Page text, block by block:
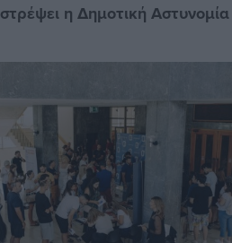
η Δημοτική Αστυνομία